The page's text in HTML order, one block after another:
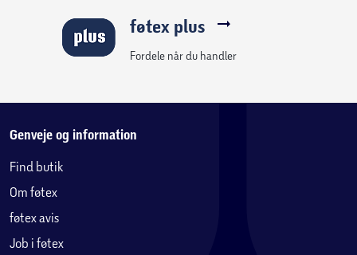
føtex plus
Fordele når du handler
Genveje og information
Find butik
Om føtex
føtex avis
Job i føtex